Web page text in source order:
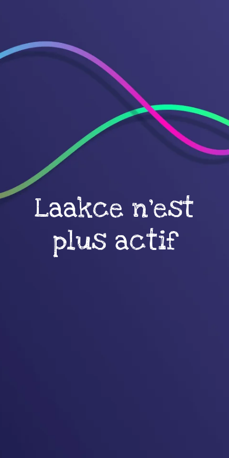
Laakce n'est
plus actif